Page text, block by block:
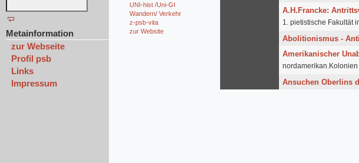
Metainformation
zur Webseite
Profil psb
Links
Impressum
UNI-hist /Uni-GI
Wandern/ Verkehr
z-psb-vita
zur Website
A.H.Francke:
1. pietistische Fakultät
Abolitionismus -
Amerikanischer
Ansuchen Oberlins